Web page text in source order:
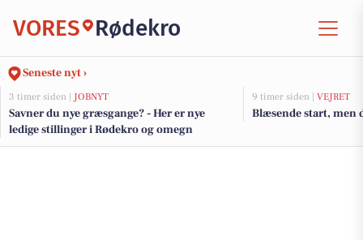
VORES Rødekro
Seneste nyt ›
3 timer siden | JOBNYT
Savner du nye græsgange? - Her er nye
ledige stillinger i Rødekro og omegn
9 timer siden | VEJRET
Blæsende start, men